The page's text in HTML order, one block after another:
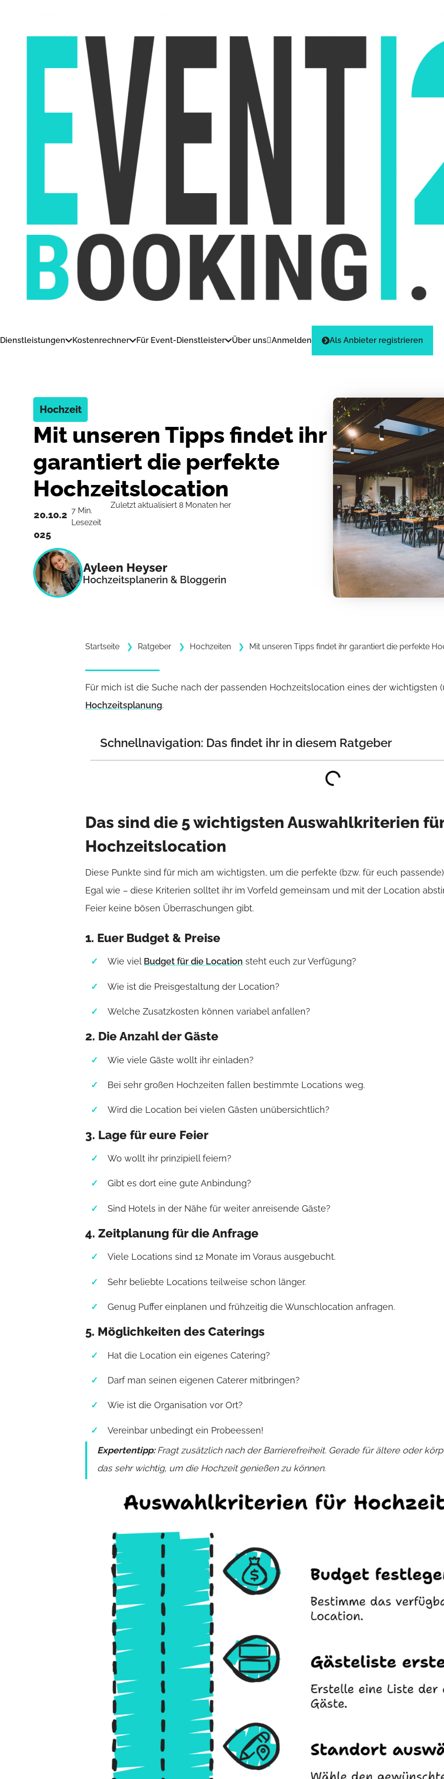
Dienstleistungen Kostenrechner Für Event-Dienstleister Über uns Anmelden Als Anbieter registrieren
Hochzeit
Mit unseren Tipps findet ihr
garantiert die perfekte
Hochzeitslocation
20.10.2
025
7 Min.
Lesezeit
Zuletzt aktualisiert 8 Monaten her
Ayleen Heyser
Hochzeitsplanerin & Bloggerin
Startseite Ratgeber Hochzeiten Mit unseren Tipps findet ihr garantiert die perfekte
Für mich ist die Suche nach der passenden Hochzeitslocation eines der wichtigsten
Hochzeitsplanung.
Schnellnavigation: Das findet ihr in diesem Ratgeber
Das sind die 5 wichtigsten Auswahlkriterien
Hochzeitslocation
Diese Punkte sind für mich am wichtigsten, um die perfekte (bzw. für euch passende)
Egal wie – diese Kriterien solltet ihr im Vorfeld gemeinsam und mit der Location
Feier keine bösen Überraschungen gibt.
1. Euer Budget & Preise
Wie viel Budget für die Location steht euch zur Verfügung?
Wie ist die Preisgestaltung der Location?
Welche Zusatzkosten können variabel anfallen?
2. Die Anzahl der Gäste
Wie viele Gäste wollt ihr einladen?
Bei sehr großen Hochzeiten fallen bestimmte Locations weg.
Wird die Location bei vielen Gästen unübersichtlich?
3. Lage für eure Feier
Wo wollt ihr prinzipiell feiern?
Gibt es dort eine gute Anbindung?
Sind Hotels in der Nähe für weiter anreisende Gäste?
4. Zeitplanung für die Anfrage
Viele Locations sind 12 Monate im Voraus ausgebucht.
Sehr beliebte Locations teilweise schon länger.
Genug Puffer einplanen und frühzeitig die Wunschlocation anfragen.
5. Möglichkeiten des Caterings
Hat die Location ein eigenes Catering?
Darf man seinen eigenen Caterer mitbringen?
Wie ist die Organisation vor Ort?
Vereinbar unbedingt ein Probeessen!
Expertentipp:Fragt zusätzlich nach der Barrierefreiheit. Gerade für ältere oder
das sehr wichtig, um die Hochzeit genießen zu können.